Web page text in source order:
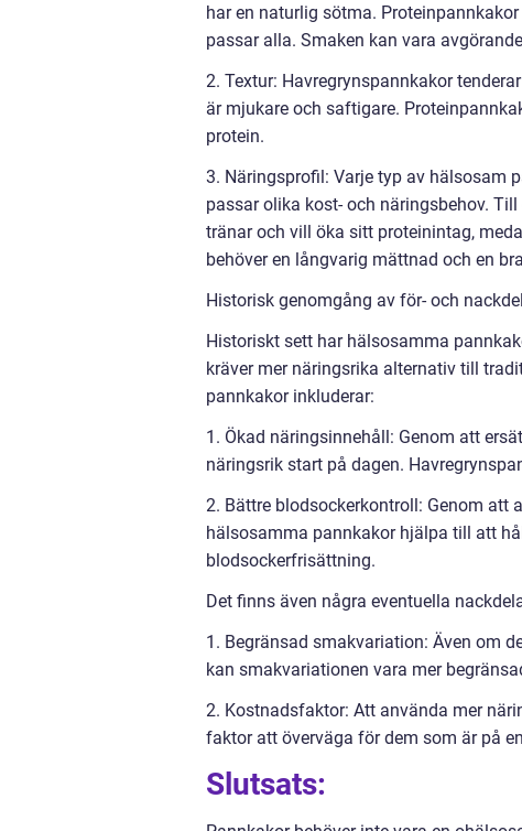
har en naturlig sötma.
passar alla. Smaken kan vara
2. Textur: Havregrynspannkakor
är mjukare och saftigare.
protein.
3. Näringsprofil: Varje typ av hälsosam
passar olika kost- och näringsbehov.
tränar och vill öka sitt proteinintag,
behöver en långvarig mättnad och en
Historisk genomgång av för- och
Historiskt sett har hälsosamma
kräver mer näringsrika alternativ till
pannkakor inkluderar:
1. Ökad näringsinnehåll: Genom att
näringsrik start på dagen.
2. Bättre blodsockerkontroll: Genom att
hälsosamma pannkakor hjälpa till att
blodsockerfrisättning.
Det finns även några eventuella
1. Begränsad smakvariation: Även om
kan smakvariationen vara mer
2. Kostnadsfaktor: Att använda mer
faktor att överväga för dem som är på
Slutsats: